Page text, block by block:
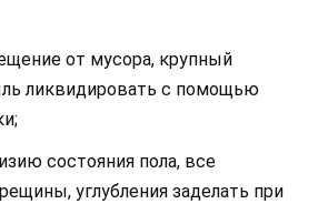
от мусора, крупный
ликвидировать с помощью
состояния пола, все
углубления заделать при